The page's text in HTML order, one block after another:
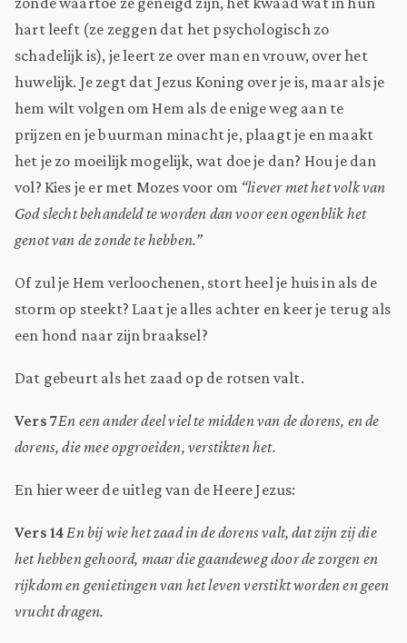
hart leeft (ze zeggen dat het psychologisch zo
schadelijk is), je leert ze over man en vrouw, over het
huwelijk. Je zegt dat Jezus Koning over je is, maar als je
hem wilt volgen om Hem als de enige weg aan te
prijzen en je buurman minacht je, plaagt je en maakt
het je zo moeilijk mogelijk, wat doe je dan? Hou je dan
vol? Kies je er met Mozes voor om “liever met het volk van
God slecht behandeld te worden dan voor een ogenblik het
genot van de zonde te hebben.”
Of zul je Hem verloochenen, stort heel je huis in als de
storm op steekt? Laat je alles achter en keer je terug als
een hond naar zijn braaksel?
Dat gebeurt als het zaad op de rotsen valt.
Vers 7En een ander deel viel te midden van de dorens, en de
dorens, die mee opgroeiden, verstikten het.
En hier weer de uitleg van de Heere Jezus:
Vers 14 En bij wie het zaad in de dorens valt, dat zijn zij die
het hebben gehoord, maar die gaandeweg door de zorgen en
rijkdom en genietingen van het leven verstikt worden en geen
vrucht dragen.